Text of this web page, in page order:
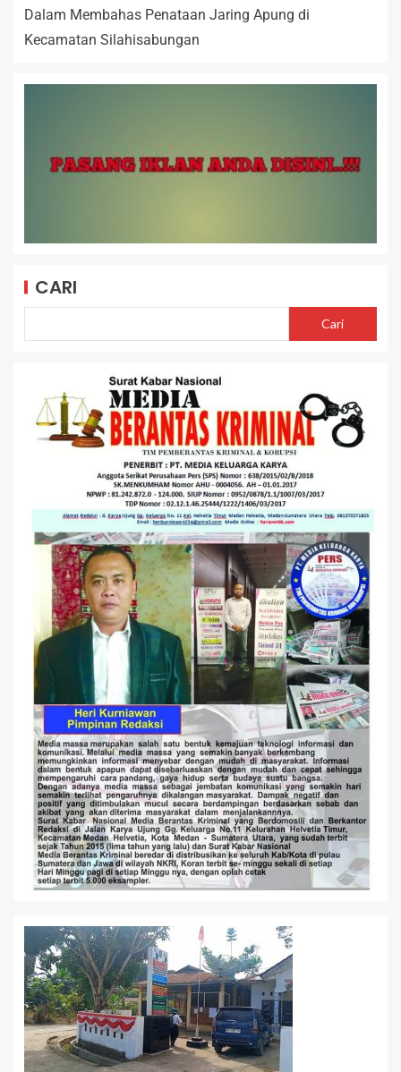
Dalam Membahas Penataan Jaring Apung di
Kecamatan Silahisabungan
CARI
Cari